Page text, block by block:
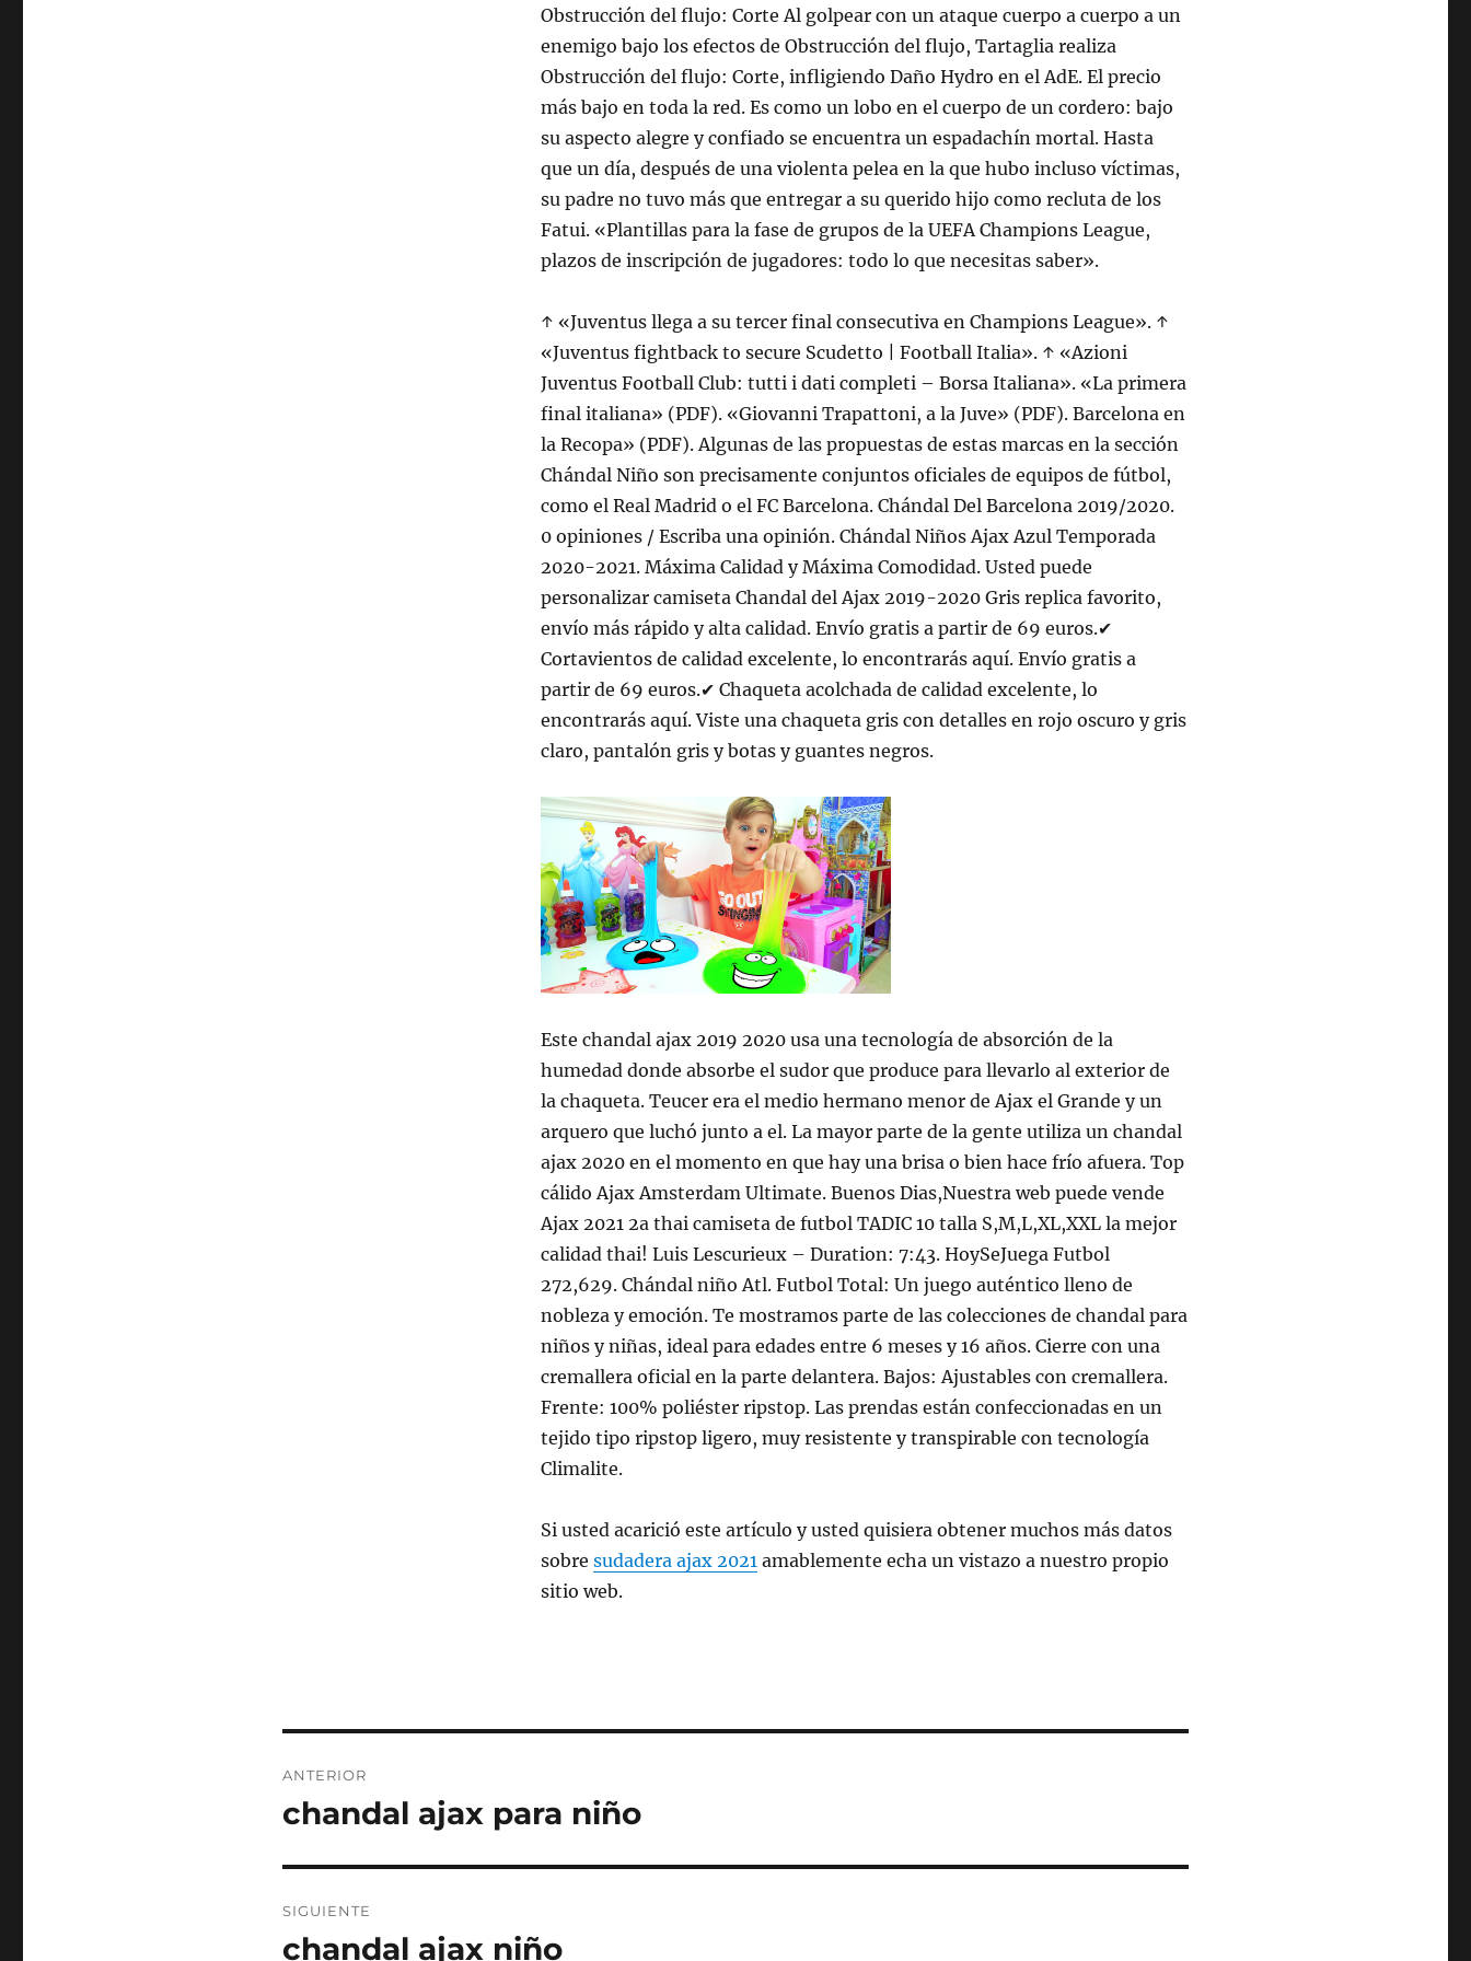
Obstrucción del flujo: Corte Al golpear con un ataque cuerpo a cuerpo a un
enemigo bajo los efectos de Obstrucción del flujo, Tartaglia realiza
Obstrucción del flujo: Corte, infligiendo Daño Hydro en el AdE. El precio
más bajo en toda la red. Es como un lobo en el cuerpo de un cordero: bajo
su aspecto alegre y confiado se encuentra un espadachín mortal. Hasta
que un día, después de una violenta pelea en la que hubo incluso víctimas,
su padre no tuvo más que entregar a su querido hijo como recluta de los
Fatui. «Plantillas para la fase de grupos de la UEFA Champions League,
plazos de inscripción de jugadores: todo lo que necesitas saber».
↑ «Juventus llega a su tercer final consecutiva en Champions League». ↑
«Juventus fightback to secure Scudetto | Football Italia». ↑ «Azioni
Juventus Football Club: tutti i dati completi – Borsa Italiana». «La primera
final italiana» (PDF). «Giovanni Trapattoni, a la Juve» (PDF). Barcelona en
la Recopa» (PDF). Algunas de las propuestas de estas marcas en la sección
Chándal Niño son precisamente conjuntos oficiales de equipos de fútbol,
como el Real Madrid o el FC Barcelona. Chándal Del Barcelona 2019/2020.
0 opiniones / Escriba una opinión. Chándal Niños Ajax Azul Temporada
2020-2021. Máxima Calidad y Máxima Comodidad. Usted puede
personalizar camiseta Chandal del Ajax 2019-2020 Gris replica favorito,
envío más rápido y alta calidad. Envío gratis a partir de 69 euros.✔
Cortavientos de calidad excelente, lo encontrarás aquí. Envío gratis a
partir de 69 euros.✔ Chaqueta acolchada de calidad excelente, lo
encontrarás aquí. Viste una chaqueta gris con detalles en rojo oscuro y gris
claro, pantalón gris y botas y guantes negros.
Este chandal ajax 2019 2020 usa una tecnología de absorción de la
humedad donde absorbe el sudor que produce para llevarlo al exterior de
la chaqueta. Teucer era el medio hermano menor de Ajax el Grande y un
arquero que luchó junto a el. La mayor parte de la gente utiliza un chandal
ajax 2020 en el momento en que hay una brisa o bien hace frío afuera. Top
cálido Ajax Amsterdam Ultimate. Buenos Dias,Nuestra web puede vende
Ajax 2021 2a thai camiseta de futbol TADIC 10 talla S,M,L,XL,XXL la mejor
calidad thai! Luis Lescurieux – Duration: 7:43. HoySeJuega Futbol
272,629. Chándal niño Atl. Futbol Total: Un juego auténtico lleno de
nobleza y emoción. Te mostramos parte de las colecciones de chandal para
niños y niñas, ideal para edades entre 6 meses y 16 años. Cierre con una
cremallera oficial en la parte delantera. Bajos: Ajustables con cremallera.
Frente: 100% poliéster ripstop. Las prendas están confeccionadas en un
tejido tipo ripstop ligero, muy resistente y transpirable con tecnología
Climalite.
Si usted acarició este artículo y usted quisiera obtener muchos más datos
sobresudadera ajax 2021 amablemente echa un vistazo a nuestro propio
sitio web.
de
ANTERIOR
Entrada
chandal ajax para niño
SIGUIENTE
Entrada
chandal ajax niño